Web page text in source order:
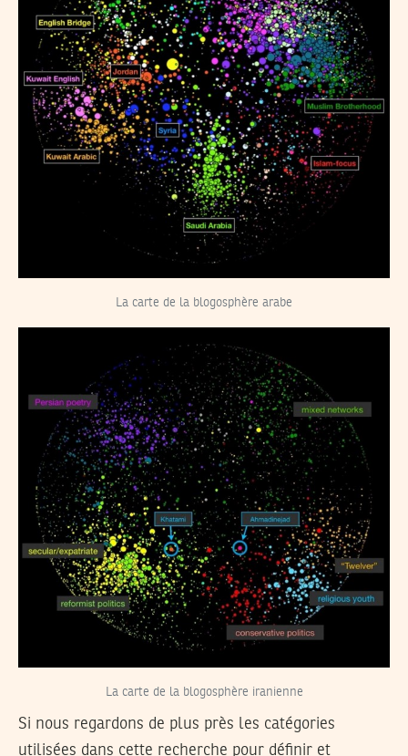
La carte de la blogosphère arabe
La carte de la blogosphère iranienne
Si nous regardons de plus près les catégories
utilisées dans cette recherche pour définir et